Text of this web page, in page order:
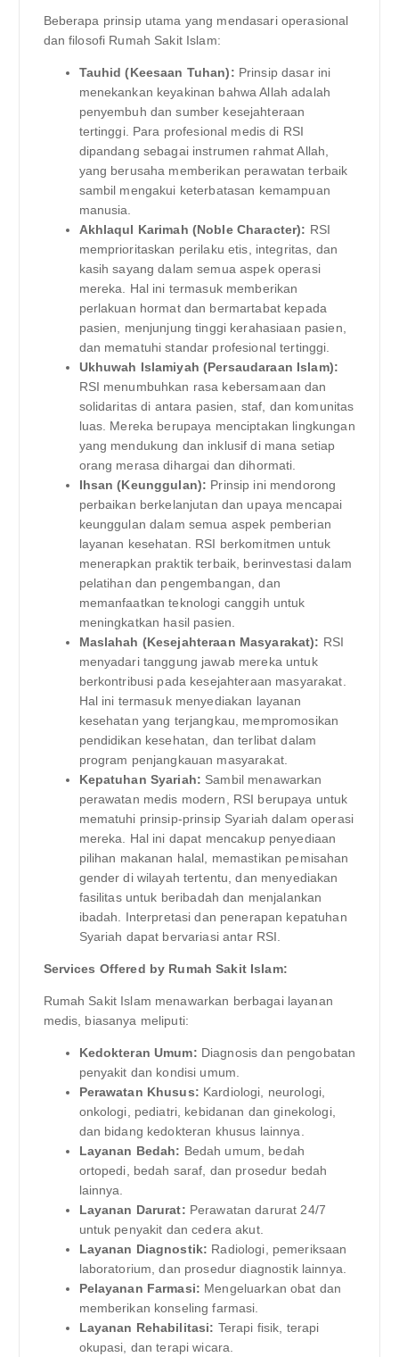
Beberapa prinsip utama yang mendasari operasional
dan filosofi Rumah Sakit Islam:
Tauhid (Keesaan Tuhan): Prinsip dasar ini
menekankan keyakinan bahwa Allah adalah
penyembuh dan sumber kesejahteraan
tertinggi. Para profesional medis di RSI
dipandang sebagai instrumen rahmat Allah,
yang berusaha memberikan perawatan terbaik
sambil mengakui keterbatasan kemampuan
manusia.
Akhlaqul Karimah (Noble Character): RSI
memprioritaskan perilaku etis, integritas, dan
kasih sayang dalam semua aspek operasi
mereka. Hal ini termasuk memberikan
perlakuan hormat dan bermartabat kepada
pasien, menjunjung tinggi kerahasiaan pasien,
dan mematuhi standar profesional tertinggi.
Ukhuwah Islamiyah (Persaudaraan Islam):
RSI menumbuhkan rasa kebersamaan dan
solidaritas di antara pasien, staf, dan komunitas
luas. Mereka berupaya menciptakan lingkungan
yang mendukung dan inklusif di mana setiap
orang merasa dihargai dan dihormati.
Ihsan (Keunggulan): Prinsip ini mendorong
perbaikan berkelanjutan dan upaya mencapai
keunggulan dalam semua aspek pemberian
layanan kesehatan. RSI berkomitmen untuk
menerapkan praktik terbaik, berinvestasi dalam
pelatihan dan pengembangan, dan
memanfaatkan teknologi canggih untuk
meningkatkan hasil pasien.
Maslahah (Kesejahteraan Masyarakat): RSI
menyadari tanggung jawab mereka untuk
berkontribusi pada kesejahteraan masyarakat.
Hal ini termasuk menyediakan layanan
kesehatan yang terjangkau, mempromosikan
pendidikan kesehatan, dan terlibat dalam
program penjangkauan masyarakat.
Kepatuhan Syariah: Sambil menawarkan
perawatan medis modern, RSI berupaya untuk
mematuhi prinsip-prinsip Syariah dalam operasi
mereka. Hal ini dapat mencakup penyediaan
pilihan makanan halal, memastikan pemisahan
gender di wilayah tertentu, dan menyediakan
fasilitas untuk beribadah dan menjalankan
ibadah. Interpretasi dan penerapan kepatuhan
Syariah dapat bervariasi antar RSI.
Services Offered by Rumah Sakit Islam:
Rumah Sakit Islam menawarkan berbagai layanan
medis, biasanya meliputi:
Kedokteran Umum: Diagnosis dan pengobatan
penyakit dan kondisi umum.
Perawatan Khusus: Kardiologi, neurologi,
onkologi, pediatri, kebidanan dan ginekologi,
dan bidang kedokteran khusus lainnya.
Layanan Bedah: Bedah umum, bedah
ortopedi, bedah saraf, dan prosedur bedah
lainnya.
Layanan Darurat: Perawatan darurat 24/7
untuk penyakit dan cedera akut.
Layanan Diagnostik: Radiologi, pemeriksaan
laboratorium, dan prosedur diagnostik lainnya.
Pelayanan Farmasi: Mengeluarkan obat dan
memberikan konseling farmasi.
Layanan Rehabilitasi: Terapi fisik, terapi
okupasi, dan terapi wicara.